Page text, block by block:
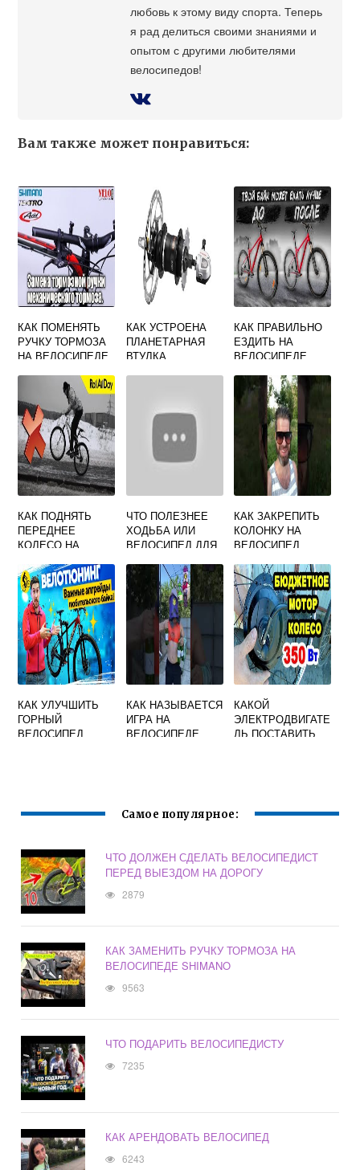
любовь к этому виду спорта. Теперь
я рад делиться своими знаниями и
опытом с другими любителями
велосипедов!
Вам также может понравиться:
КАК ПОМЕНЯТЬ
РУЧКУ ТОРМОЗА
НА ВЕЛОСИПЕДЕ
КАК УСТРОЕНА
ПЛАНЕТАРНАЯ
ВТУЛКА
КАК ПРАВИЛЬНО
ЕЗДИТЬ НА
ВЕЛОСИПЕДЕ
БОЛЕЛИ КОЛЕНИ
КАК ПОДНЯТЬ
ПЕРЕДНЕЕ
КОЛЕСО НА
ЧТО ПОЛЕЗНЕЕ
ХОДЬБА ИЛИ
ВЕЛОСИПЕД ДЛЯ
КАК ЗАКРЕПИТЬ
КОЛОНКУ НА
ВЕЛОСИПЕД
КАК УЛУЧШИТЬ
ГОРНЫЙ
ВЕЛОСИПЕД
КАК НАЗЫВАЕТСЯ
ИГРА НА
ВЕЛОСИПЕДЕ
КАКОЙ
ЭЛЕКТРОДВИГАТЕ
ЛЬ ПОСТАВИТЬ
Самое популярное:
ЧТО ДОЛЖЕН СДЕЛАТЬ ВЕЛОСИПЕДИСТ
ПЕРЕД ВЫЕЗДОМ НА ДОРОГУ
2879
КАК ЗАМЕНИТЬ РУЧКУ ТОРМОЗА НА
ВЕЛОСИПЕДЕ SHIMANO
9563
ЧТО ПОДАРИТЬ ВЕЛОСИПЕДИСТУ
7235
КАК АРЕНДОВАТЬ ВЕЛОСИПЕД
6243